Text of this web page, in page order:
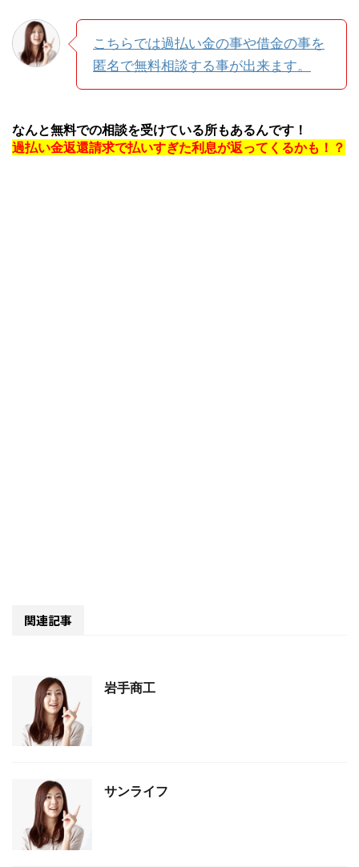
こちらでは過払い金の事や借金の事を
匿名で無料相談する事が出来ます。
なんと無料での相談を受けている所もあるんです！
過払い金返還請求で払いすぎた利息が返ってくるかも！？
関連記事
岩手商工
サンライフ